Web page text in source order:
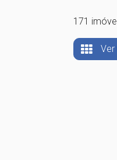
171
Ver